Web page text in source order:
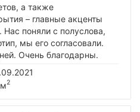
а также
– главные акценты
поняли с полуслова,
мы его согласовали.
Очень благодарны.
2